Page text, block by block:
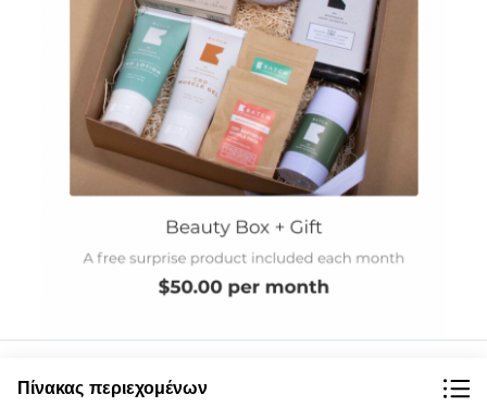
βοήθεια του
Πίνακας περιεχομένων